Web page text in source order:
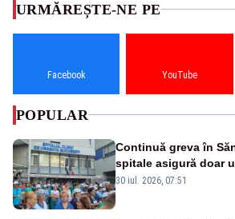
URMĂREȘTE-NE PE
Facebook YouTube
POPULAR
Continuă greva în
spitale asigură doar
30 iul. 2026, 07:51